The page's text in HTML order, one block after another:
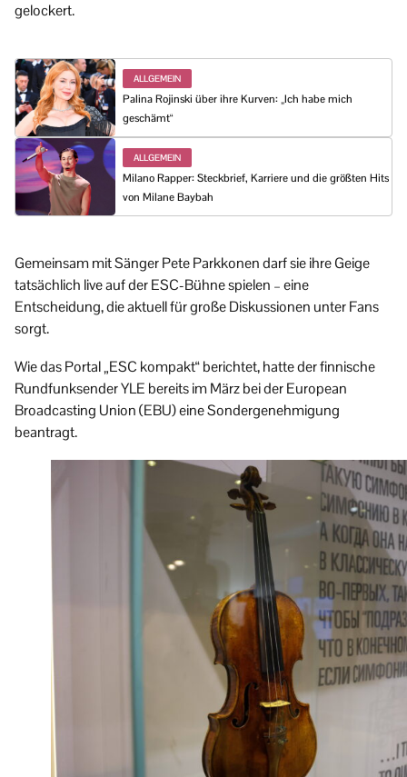
gelockert.
ALLGEMEIN
Palina Rojinski über ihre Kurven: „Ich habe mich
geschämt“
ALLGEMEIN
Milano Rapper: Steckbrief, Karriere und die größten Hits
von Milane Baybah
Gemeinsam mit Sänger Pete Parkkonen darf sie ihre Geige
tatsächlich live auf der ESC-Bühne spielen – eine
Entscheidung, die aktuell für große Diskussionen unter Fans
sorgt.
Wie das Portal „ESC kompakt“ berichtet, hatte der finnische
Rundfunksender YLE bereits im März bei der European
Broadcasting Union (EBU) eine Sondergenehmigung
beantragt.